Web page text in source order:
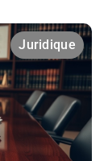
Juridique